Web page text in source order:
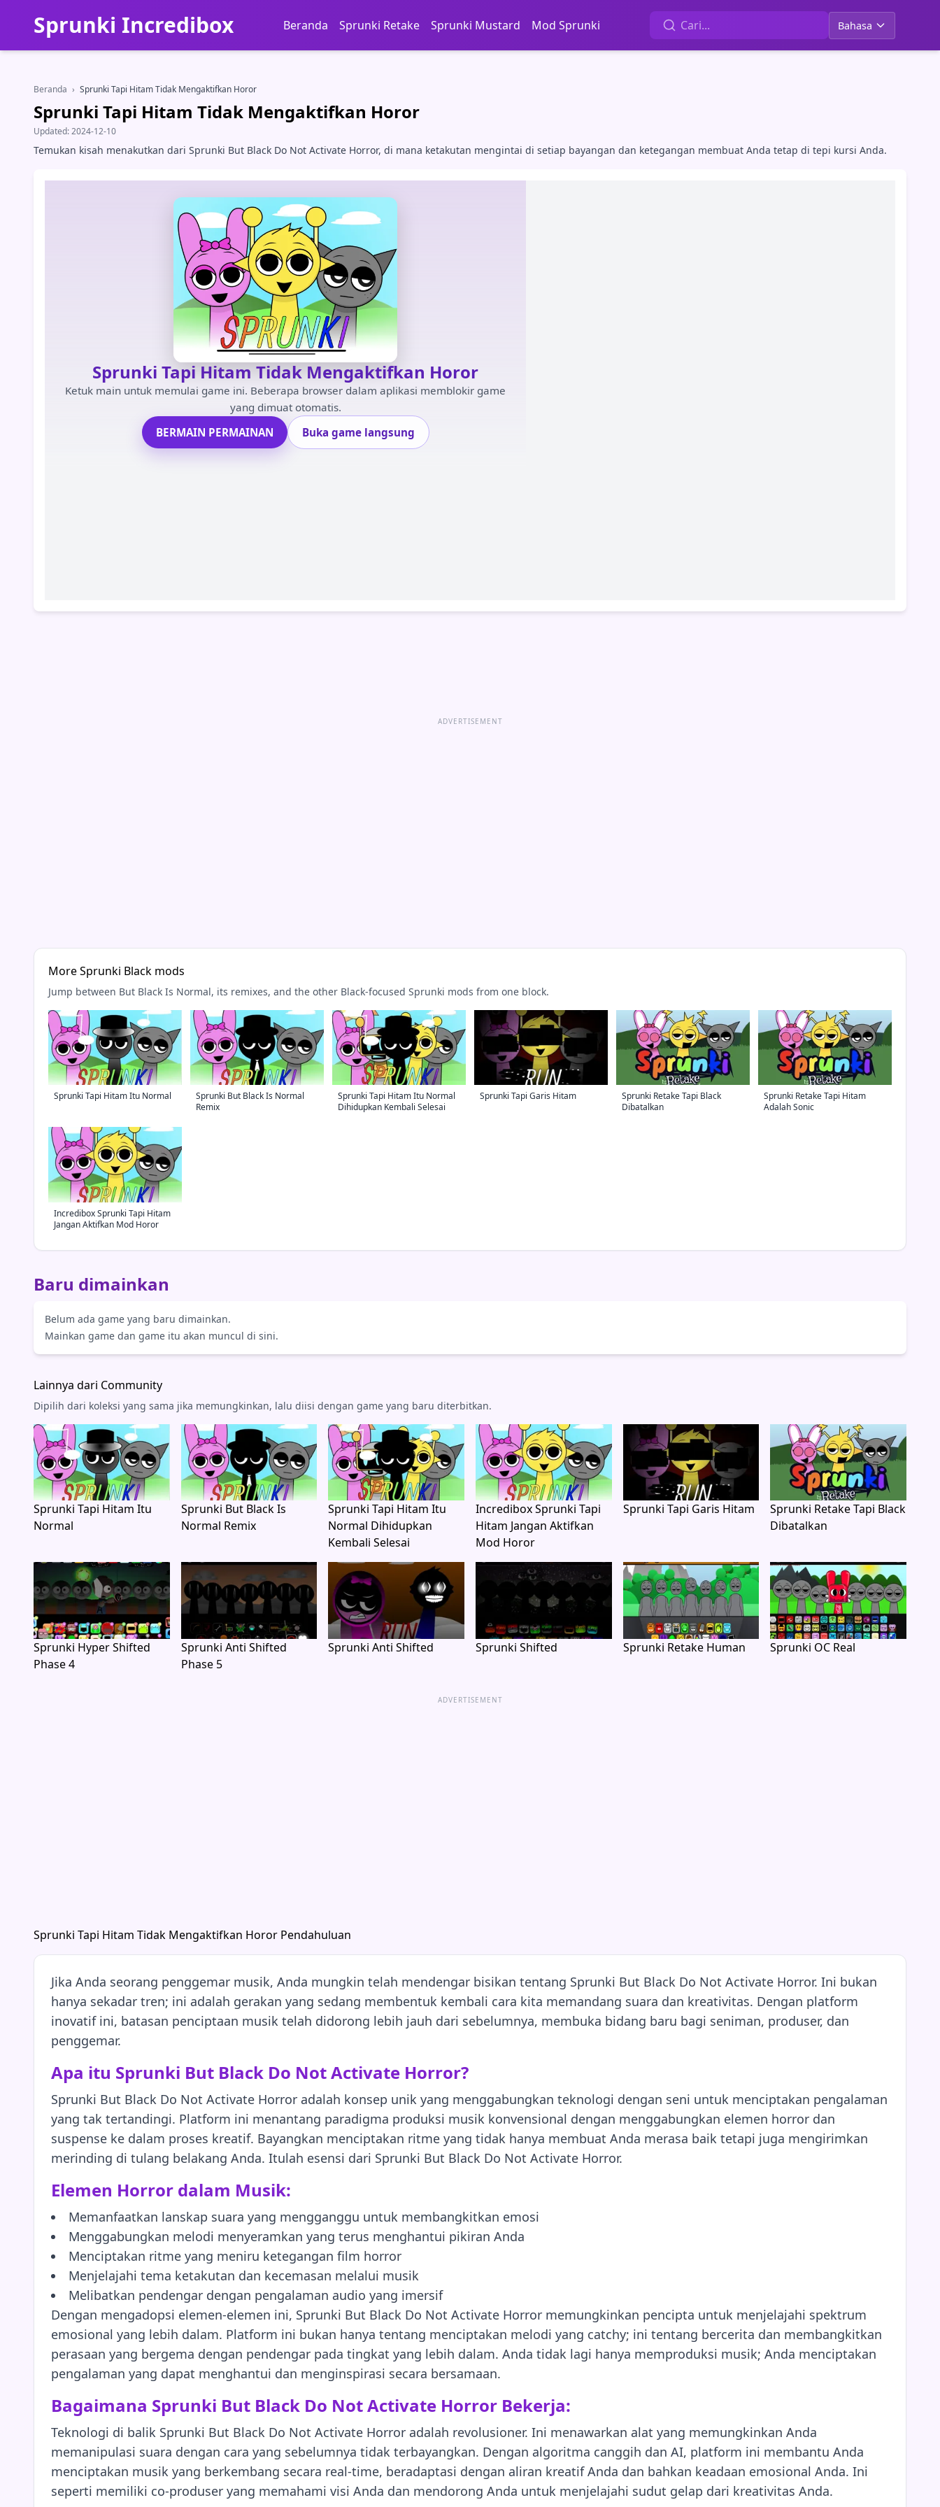
Sprunki Incredibox Beranda Sprunki Retake Sprunki Mustard Mod Sprunki Bahasa
Beranda › Sprunki Tapi Hitam Tidak Mengaktifkan Horor
Sprunki Tapi Hitam Tidak Mengaktifkan Horor
Updated:2024-12-10
Temukan kisah menakutkan dari Sprunki But Black Do Not Activate Horror, di mana ketakutan mengintai di setiap bayangan dan ketegangan membuat Anda tetap di tepi kursi Anda.
Sprunki Tapi Hitam Tidak Mengaktifkan Horor
Ketuk main untuk memulai game ini. Beberapa browser dalam aplikasi memblokir game
yang dimuat otomatis.
BERMAIN PERMAINAN
Buka game langsung
ADVERTISEMENT
More Sprunki Black mods
Jump between But Black Is Normal, its remixes, and the other Black-focused Sprunki mods from one block.
Sprunki Tapi Hitam Itu Normal
Sprunki But Black Is Normal
Remix
Sprunki Tapi Hitam Itu Normal
Dihidupkan Kembali Selesai
Sprunki Tapi Garis Hitam
Sprunki Retake Tapi Black
Dibatalkan
Sprunki Retake Tapi Hitam
Adalah Sonic
Incredibox Sprunki Tapi Hitam
Jangan Aktifkan Mod Horor
Baru dimainkan
Belum ada game yang baru dimainkan.
Mainkan game dan game itu akan muncul di sini.
Lainnya dari Community
Dipilih dari koleksi yang sama jika memungkinkan, lalu diisi dengan game yang baru diterbitkan.
Sprunki Tapi Hitam Itu
Normal
Sprunki But Black Is
Normal Remix
Sprunki Tapi Hitam Itu
Normal Dihidupkan
Kembali Selesai
Incredibox Sprunki Tapi
Hitam Jangan Aktifkan
Mod Horor
Sprunki Tapi Garis Hitam
Sprunki Retake Tapi Black
Dibatalkan
Sprunki Hyper Shifted
Phase 4
Sprunki Anti Shifted
Phase 5
Sprunki Anti Shifted Sprunki Shifted Sprunki Retake Human Sprunki OC Real
ADVERTISEMENT
Sprunki Tapi Hitam Tidak Mengaktifkan Horor Pendahuluan
Jika Anda seorang penggemar musik, Anda mungkin telah mendengar bisikan tentang Sprunki But Black Do Not Activate Horror. Ini bukan
hanya sekadar tren; ini adalah gerakan yang sedang membentuk kembali cara kita memandang suara dan kreativitas. Dengan platform
inovatif ini, batasan penciptaan musik telah didorong lebih jauh dari sebelumnya, membuka bidang baru bagi seniman, produser, dan
penggemar.
Apa itu Sprunki But Black Do Not Activate Horror?
Sprunki But Black Do Not Activate Horror adalah konsep unik yang menggabungkan teknologi dengan seni untuk menciptakan pengalaman
yang tak tertandingi. Platform ini menantang paradigma produksi musik konvensional dengan menggabungkan elemen horror dan
suspense ke dalam proses kreatif. Bayangkan menciptakan ritme yang tidak hanya membuat Anda merasa baik tetapi juga mengirimkan
merinding di tulang belakang Anda. Itulah esensi dari Sprunki But Black Do Not Activate Horror.
Elemen Horror dalam Musik:
Memanfaatkan lanskap suara yang mengganggu untuk membangkitkan emosi
Menggabungkan melodi menyeramkan yang terus menghantui pikiran Anda
Menciptakan ritme yang meniru ketegangan film horror
Menjelajahi tema ketakutan dan kecemasan melalui musik
Melibatkan pendengar dengan pengalaman audio yang imersif
Dengan mengadopsi elemen-elemen ini, Sprunki But Black Do Not Activate Horror memungkinkan pencipta untuk menjelajahi spektrum
emosional yang lebih dalam. Platform ini bukan hanya tentang menciptakan melodi yang catchy; ini tentang bercerita dan membangkitkan
perasaan yang bergema dengan pendengar pada tingkat yang lebih dalam. Anda tidak lagi hanya memproduksi musik; Anda menciptakan
pengalaman yang dapat menghantui dan menginspirasi secara bersamaan.
Bagaimana Sprunki But Black Do Not Activate Horror Bekerja:
Teknologi di balik Sprunki But Black Do Not Activate Horror adalah revolusioner. Ini menawarkan alat yang memungkinkan Anda
memanipulasi suara dengan cara yang sebelumnya tidak terbayangkan. Dengan algoritma canggih dan AI, platform ini membantu Anda
menciptakan musik yang berkembang secara real-time, beradaptasi dengan aliran kreatif Anda dan bahkan keadaan emosional Anda. Ini
seperti memiliki co-produser yang memahami visi Anda dan mendorong Anda untuk menjelajahi sudut gelap dari kreativitas Anda.